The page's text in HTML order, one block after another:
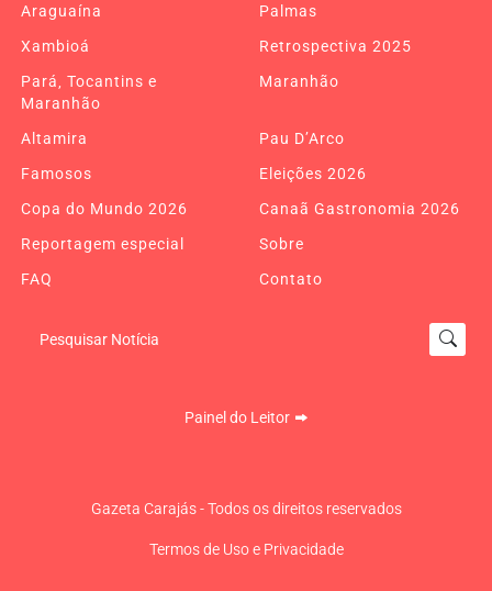
Araguaína
Palmas
Xambioá
Retrospectiva 2025
Pará, Tocantins e
Maranhão
Maranhão
Altamira
Pau D’Arco
Famosos
Eleições 2026
Copa do Mundo 2026
Canaã Gastronomia 2026
Reportagem especial
Sobre
FAQ
Contato
Pesquisar Notícia
Painel do Leitor
Gazeta Carajás - Todos os direitos reservados
Termos de Uso e Privacidade